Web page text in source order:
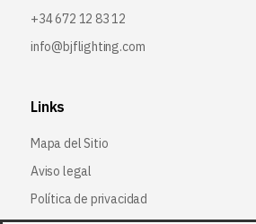
+34 672 12 83 12
info@bjflighting.com
Links
Mapa del Sitio
Aviso legal
Política de privacidad